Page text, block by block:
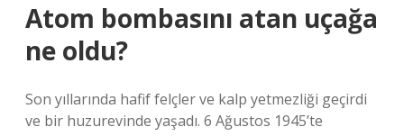
Atom bombasını atan uçağa
ne oldu?
Son yıllarında hafif felçler ve kalp yetmezliği geçirdi
ve bir huzurevinde yaşadı. 6 Ağustos 1945’te